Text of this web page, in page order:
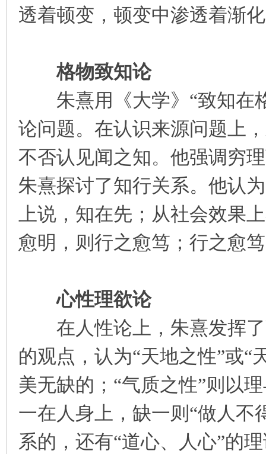
透着顿变，顿变中渗透着渐
格物致知论
朱熹用《大学》“致知在
论问题。在认识来源问题上
不否认见闻之知。他强调穷
朱熹探讨了知行关系。他认
上说，知在先；从社会效果
愈明，则行之愈笃；行之愈
心性理欲论
在人性论上，朱熹发挥了
的观点，认为“天地之性”或“
美无缺的；“气质之性”则以
一在人身上，缺一则“做人不
系的，还有“道心、人心”的